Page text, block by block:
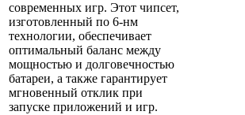
современных игр. Этот чипсет,
изготовленный по 6-нм
технологии, обеспечивает
оптимальный баланс между
мощностью и долговечностью
батареи, а также гарантирует
мгновенный отклик при
запуске приложений и игр.